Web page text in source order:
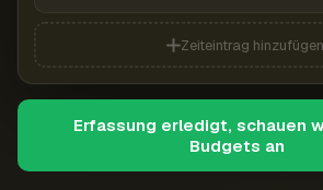
Zeiteintrag hinzufügen
Erfassung erledigt, schauen
Budgets an